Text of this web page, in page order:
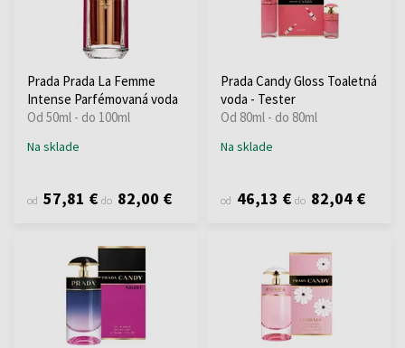
Prada Prada La Femme
Intense Parfémovaná voda
Od 50ml - do 100ml
Na sklade
od 57,81 € do 82,00 €
Prada Candy Gloss Toaletná
voda - Tester
Od 80ml - do 80ml
Na sklade
od 46,13 € do 82,04 €